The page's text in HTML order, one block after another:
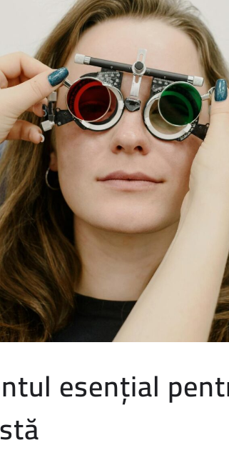
esențial